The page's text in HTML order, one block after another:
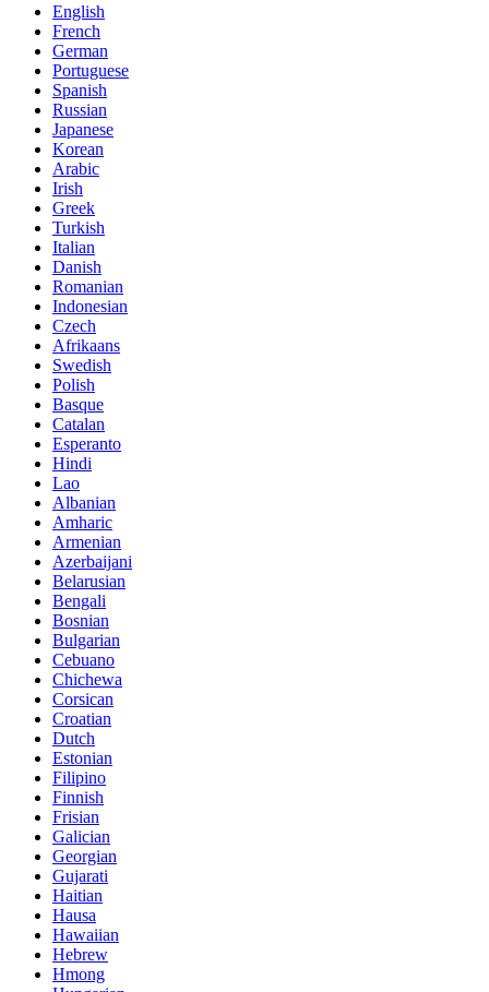
English
French
German
Portuguese
Spanish
Russian
Japanese
Korean
Arabic
Irish
Greek
Turkish
Italian
Danish
Romanian
Indonesian
Czech
Afrikaans
Swedish
Polish
Basque
Catalan
Esperanto
Hindi
Lao
Albanian
Amharic
Armenian
Azerbaijani
Belarusian
Bengali
Bosnian
Bulgarian
Cebuano
Chichewa
Corsican
Croatian
Dutch
Estonian
Filipino
Finnish
Frisian
Galician
Georgian
Gujarati
Haitian
Hausa
Hawaiian
Hebrew
Hmong